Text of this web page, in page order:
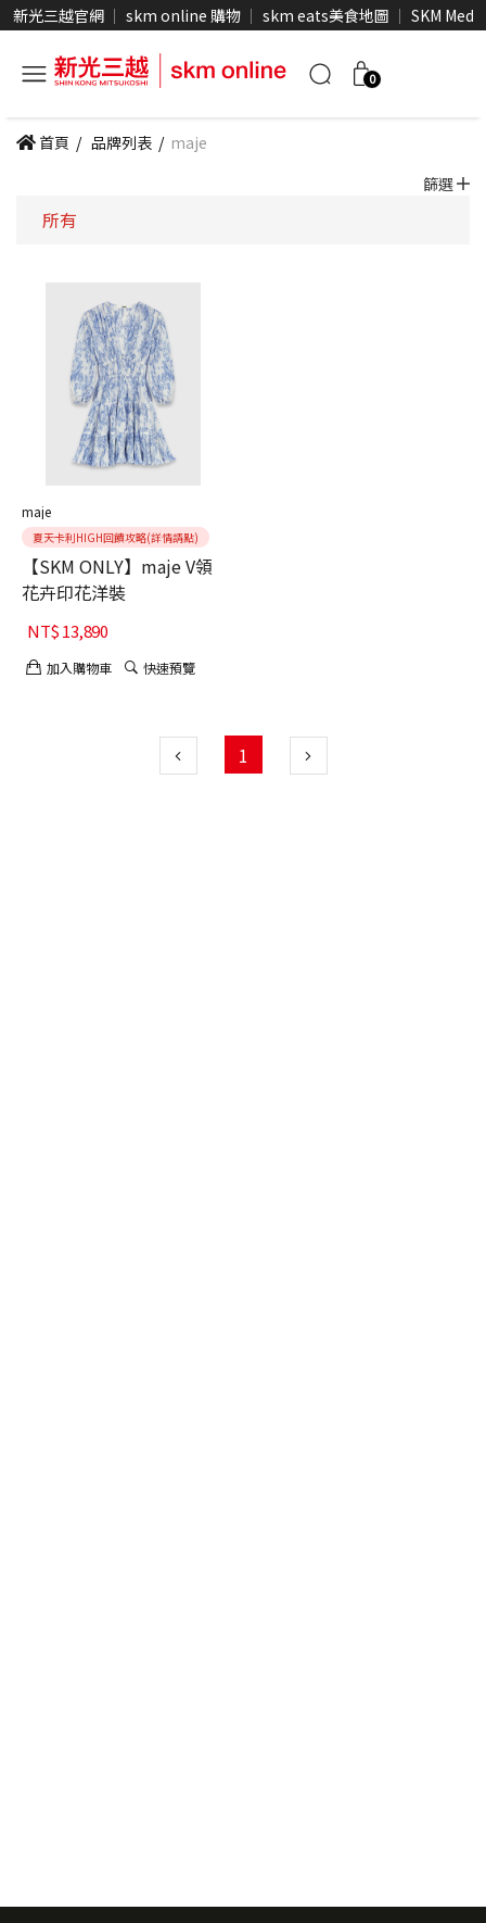
新光三越官網 skm online 購物 skm eats美食地圖 SKM Media
0
首頁 / 品牌列表 / maje
篩選
所有
maje
夏天卡利HIGH回饋攻略(詳情請點)
【SKM ONLY】maje V領
花卉印花洋裝
NT$13,890
加入購物車 快速預覽
1